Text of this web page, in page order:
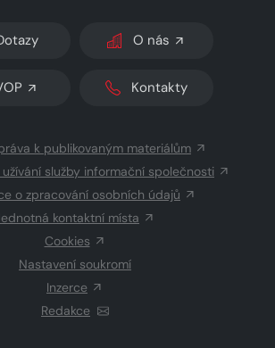
O nás
Kontakty
k publikovaným materiálům
služby informační společnosti
o zpracování osobních údajů
kontaktní místa
Cookies
Nastavení soukromí
Inzerce
Redakce